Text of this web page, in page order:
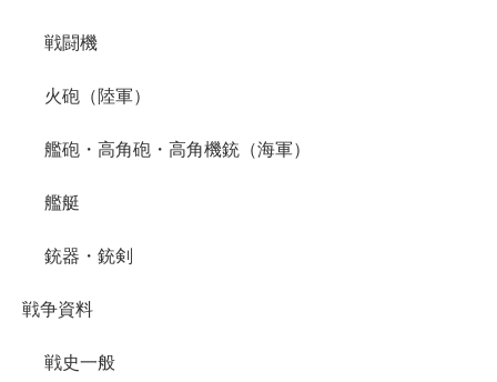
戦闘機
火砲（陸軍）
艦砲・高角砲・高角機銃（海軍）
艦艇
銃器・銃剣
戦争資料
戦史一般